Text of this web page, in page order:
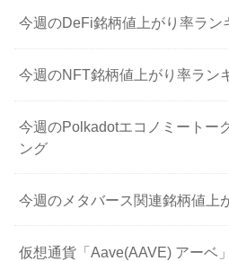
今週のDeFi銘柄値上がり率ラン
今週のNFT銘柄値上がり率ラン
今週のPolkadotエコノミートー
ング
今週のメタバース関連銘柄値上
仮想通貨「Aave(AAVE) アーベ」